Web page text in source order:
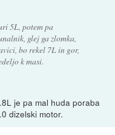
5L, potem pa
glej ga zlomka,
bo rekel 7L in gor,
k masi.
je pa mal huda poraba
dizelski motor.